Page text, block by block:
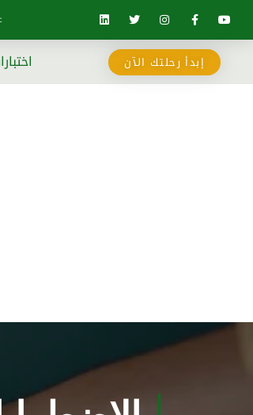
إبدأ رحلتك الآن